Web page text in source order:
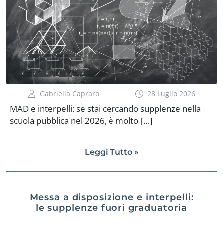
Gabriella Capraro 28 Luglio 2026
MAD e interpelli: se stai cercando supplenze nella
scuola pubblica nel 2026, è molto […]
Leggi Tutto »
Messa a disposizione e interpelli:
le supplenze fuori graduatoria